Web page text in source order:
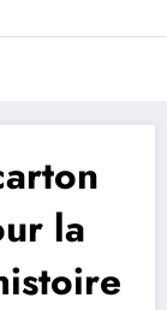
du football
la